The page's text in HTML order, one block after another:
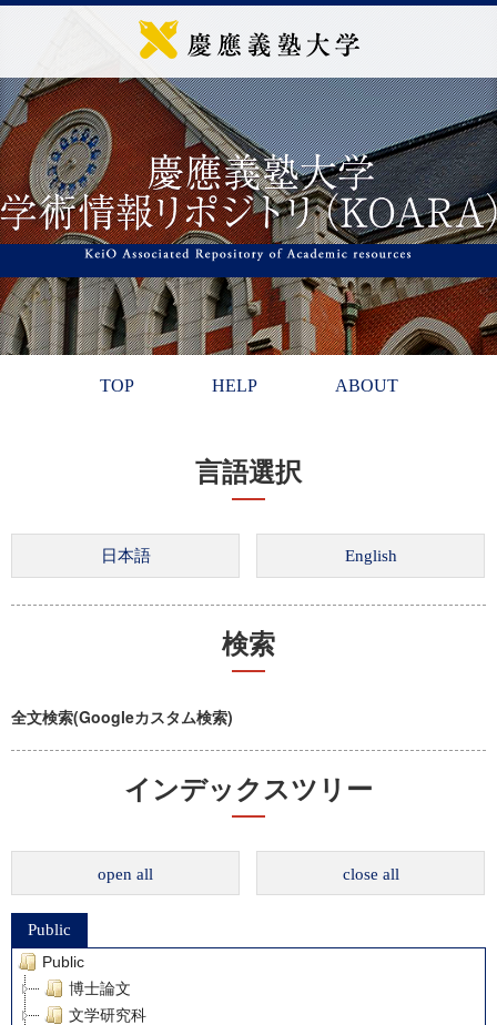
TOP HELP ABOUT
言語選択
検索
全文検索(Googleカスタム検索)
インデックスツリー
open all close all
Public
Public
博士論文
文学研究科